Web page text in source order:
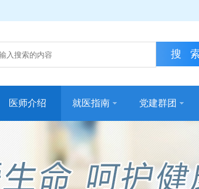
医师介绍 就医指南 党建群团